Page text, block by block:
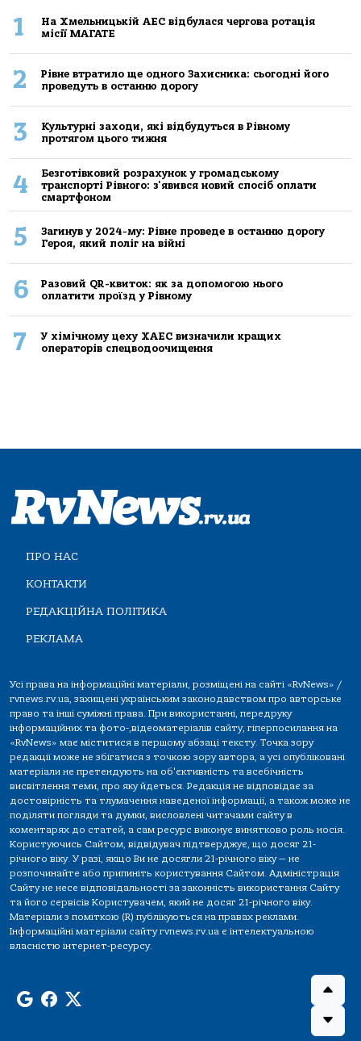
1
На Хмельницькій АЕС відбулася чергова ротація
місії МАГАТЕ
2
Рівне втратило ще одного Захисника: сьогодні його
проведуть в останню дорогу
3
Культурні заходи, які відбудуться в Рівному
протягом цього тижня
4
Безготівковий розрахунок у громадському
транспорті Рівного: з'явився новий спосіб оплати
смартфоном
5
Загинув у 2024-му: Рівне проведе в останню дорогу
Героя, який поліг на війні
6
Разовий QR-квиток: як за допомогою нього
оплатити проїзд у Рівному
7
У хімічному цеху ХАЕС визначили кращих
операторів спецводоочищення
ПРО НАС
КОНТАКТИ
РЕДАКЦІЙНА ПОЛІТИКА
РЕКЛАМА
Усі права на інформаційні матеріали, розміщені на сайті «RvNews» /
rvnews.rv.ua, захищені українським законодавством про авторське
право та інші суміжні права. При використанні, передруку
інформаційних та фото-,відеоматеріалів сайту, гіперпосилання на
«RvNews» має міститися в першому абзаці тексту. Точка зору
редакції може не збігатися з точкою зору автора, а усі опубліковані
матеріали не претендують на об'єктивність та всебічність
висвітлення теми, про яку йдеться. Редакція не відповідає за
достовірність та тлумачення наведеної інформації, а також може не
поділяти погляди та думки, висловлені читачами сайту в
коментарях до статей, а сам ресурс виконує винятково роль носія.
Користуючись Сайтом, відвідувач підтверджує, що досяг 21-
річного віку. У разі, якщо Ви не досягли 21-річного віку — не
розпочинайте або припиніть користування Сайтом. Адміністрація
Сайту не несе відповідальності за законність використання Сайту
та його сервісів Користувачем, який не досяг 21-річного віку.
Матеріали з поміткою (R) публікуються на правах реклами.
Інформаційні матеріали сайту rvnews.rv.ua є інтелектуальною
власністю інтернет-ресурсу.